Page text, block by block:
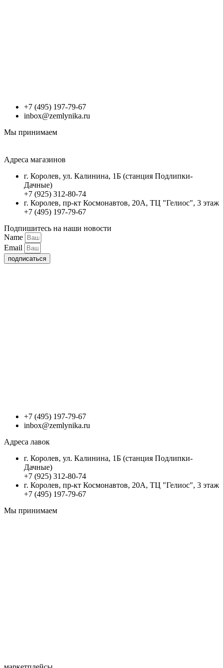
+7 (495) 197-79-67
inbox@zemlynika.ru
Мы принимаем
Адреса магазинов
г. Королев, ул. Калинина, 1Б (станция Подлипки-
Дачные)
+7 (925) 312-80-74
г. Королев, пр-кт Космонавтов, 20А, ТЦ "Гелиос", 3 этаж
+7 (495) 197-79-67
Подпишитесь на наши новости
Name
Email
подписаться
+7 (495) 197-79-67
inbox@zemlynika.ru
Адреса лавок
г. Королев, ул. Калинина, 1Б (станция Подлипки-
Дачные)
+7 (925) 312-80-74
г. Королев, пр-кт Космонавтов, 20А, ТЦ "Гелиос", 3 этаж
+7 (495) 197-79-67
Мы принимаем